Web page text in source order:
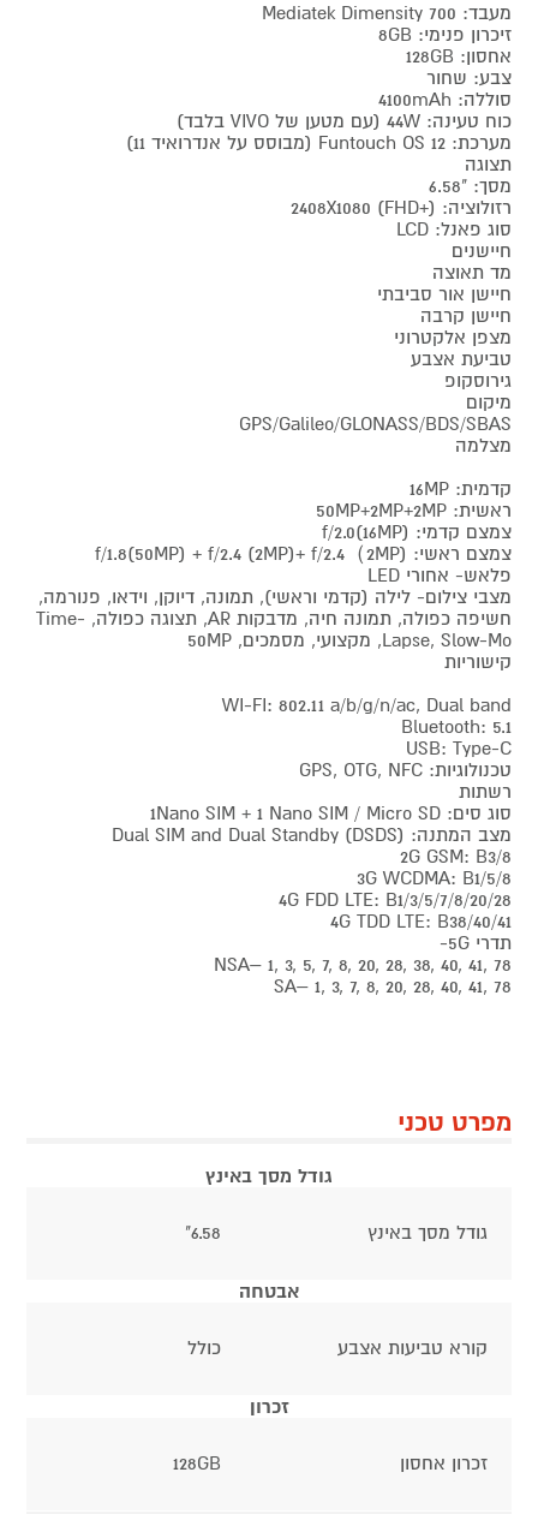
מעבד: Mediatek Dimensity 700
זיכרון פנימי: 8GB
אחסון: 128GB
צבע: שחור
סוללה: 4100mAh
כוח טעינה: 44W (עם מטען של VIVO בלבד)
מערכת: Funtouch OS 12 (מבוסס על אנדרואיד 11)
תצוגה
מסך: "6.58
רזולוציה: 2408X1080 (FHD+)
סוג פאנל: LCD
חיישנים
מד תאוצה
חיישן אור סביבתי
חיישן קרבה
מצפן אלקטרוני
טביעת אצבע
גירוסקופ
מיקום
GPS/Galileo/GLONASS/BDS/SBAS
מצלמה
קדמית: 16MP
ראשית: 50MP+2MP+2MP
צמצם קדמי: f/2.0(16MP)
צמצם ראשי: (f/1.8(50MP) + f/2.4 (2MP)+ f/2.4（2MP
פלאש- אחורי LED
מצבי צילום- לילה (קדמי וראשי), תמונה, דיוקן, וידאו, פנורמה,
חשיפה כפולה, תמונה חיה, מדבקות AR, תצוגה כפולה, Time-
Lapse, Slow-Mo, מקצועי, מסמכים, 50MP
קישוריות
WI-FI: 802.11 a/b/g/n/ac, Dual band
Bluetooth: 5.1
USB: Type-C
טכנולוגיות: GPS, OTG, NFC
רשתות
סוג סים: 1Nano SIM + 1 Nano SIM / Micro SD
מצב המתנה: Dual SIM and Dual Standby (DSDS)
2G GSM: B3/8
3G WCDMA: B1/5/8
4G FDD LTE: B1/3/5/7/8/20/28
4G TDD LTE: B38/40/41
תדרי 5G-
NSA– 1, 3, 5, 7, 8, 20, 28, 38, 40, 41, 78
SA– 1, 3, 7, 8, 20, 28, 40, 41, 78
מפרט טכני
גודל מסך באינץ
גודל מסך באינץ 6.58"
אבטחה
קורא טביעות אצבע כולל
זכרון
זכרון אחסון 128GB